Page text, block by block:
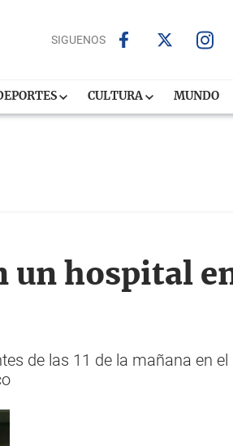
SIGUENOS
CULTURA MUNDO
un hospital
de las 11 de la mañana en el